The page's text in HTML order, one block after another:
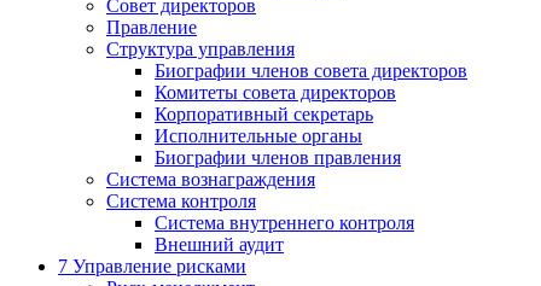
Совет директоров
Правление
Структура управления
Биографии членов совета директоров
Комитеты совета директоров
Корпоративный секретарь
Исполнительные органы
Биографии членов правления
Система вознаграждения
Система контроля
Система внутреннего контроля
Внешний аудит
7 Управление рисками